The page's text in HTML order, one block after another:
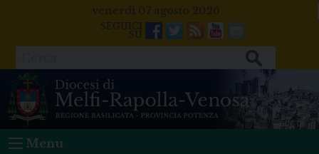
venerdì 07 agosto 2026
Facebook
Twitter
FeedsYoutube
Mail
Menu